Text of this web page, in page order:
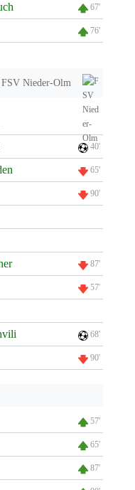
67'
76'
FSV Nieder-Olm
40'
65'
90'
87'
57'
68'
90'
57'
65'
87'